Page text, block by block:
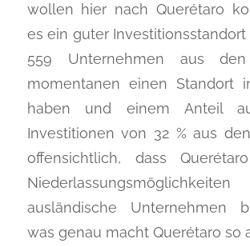
wollen hier nach Querétaro
es ein guter Investitionsstandort
559 Unternehmen aus
momentanen einen Standort
haben und einem Anteil
Investitionen von 32 % aus
offensichtlich, dass
ausländische Unternehmen
was genau macht Querétaro so